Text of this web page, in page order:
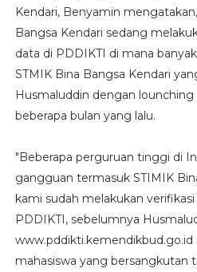
Kendari, Benyamin
Bangsa Kendari sedang
data di PDDIKTI di mana
STMIK Bina Bangsa Kendari
Husmaluddin dengan
beberapa bulan yang lalu.
"Beberapa perguruan tinggi di
gangguan termasuk STIMIK
kami sudah melakukan
PDDIKTI, sebelumnya
www.pddikti.kemendikbud.go.id
mahasiswa yang bersangkutan